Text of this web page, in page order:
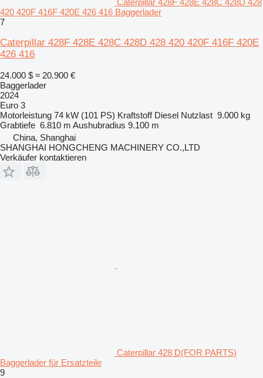
420 420F 416F 420E 426 416 Baggerlader
7
Caterpillar 428F 428E 428C 428D 428 420 420F 416F 420E
426 416
24.000 $ ≈ 20.900 €
Baggerlader
2024
Euro 3
Motorleistung 74 kW (101 PS) Kraftstoff Diesel Nutzlast 9.000 kg
Grabtiefe 6.810 m Aushubradius 9.100 m
China, Shanghai
SHANGHAI HONGCHENG MACHINERY CO.,LTD
Verkäufer kontaktieren
Caterpillar 428 D(FOR PARTS)
Baggerlader für Ersatzteile
9